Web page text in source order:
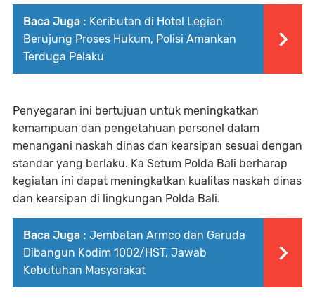
Baca Juga : Keributan di Hotel Legian
Berujung Proses Hukum, Polisi Amankan
Terduga Pelaku
Penyegaran ini bertujuan untuk meningkatkan
kemampuan dan pengetahuan personel dalam
menangani naskah dinas dan kearsipan sesuai dengan
standar yang berlaku. Ka Setum Polda Bali berharap
kegiatan ini dapat meningkatkan kualitas naskah dinas
dan kearsipan di lingkungan Polda Bali.
Baca Juga : Jembatan Armco dan Garuda
Dibangun Kodim 1002/HST, Jawab
Kebutuhan Masyarakat